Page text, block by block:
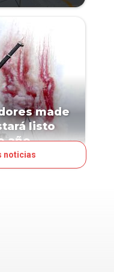
made
listo
año
noticias